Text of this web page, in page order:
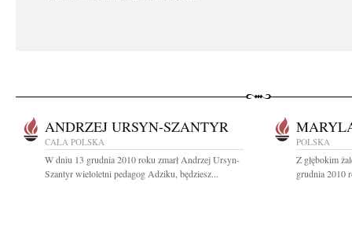
ANDRZEJ URSYN-SZANTYR
CAŁA POLSKA
W dniu 13 grudnia 2010 roku zmarł Andrzej Ursyn-
Szantyr wieloletni pedagog Adziku, będziesz...
POLSKA
Z głębokim
grudnia 2010